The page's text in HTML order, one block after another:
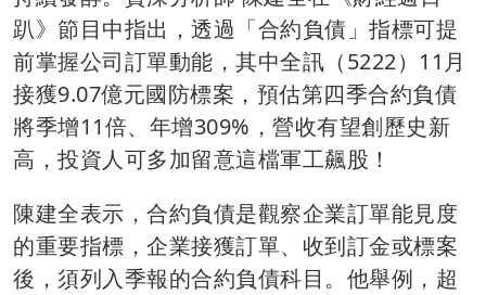
趴》節目中指出，透過「合約負債」指標可提
前掌握公司訂單動能，其中全訊（5222）11月
接獲9.07億元國防標案，預估第四季合約負債
將季增11倍、年增309%，營收有望創歷史新
高，投資人可多加留意這檔軍工飆股！
陳建全表示，合約負債是觀察企業訂單能見度
的重要指標，企業接獲訂單、收到訂金或標案
後，須列入季報的合約負債科目。他舉例，超